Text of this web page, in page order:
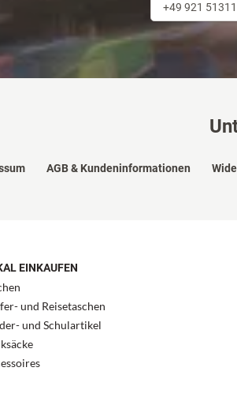
+49 921
AGB & Kundeninformationen
EINKAUFEN
und Reisetaschen
und Schulartikel